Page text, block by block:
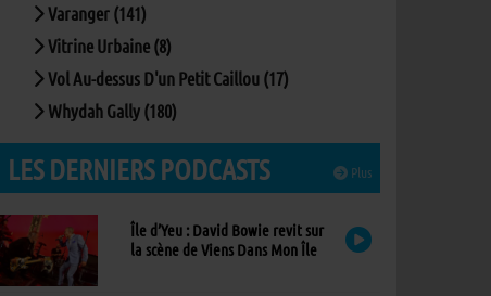
Varanger (141)
Vitrine Urbaine (8)
Vol Au-dessus D'un Petit Caillou (17)
Whydah Gally (180)
Plus
LES DERNIERS PODCASTS
Île d’Yeu : David Bowie revit sur
la scène de Viens Dans Mon Île